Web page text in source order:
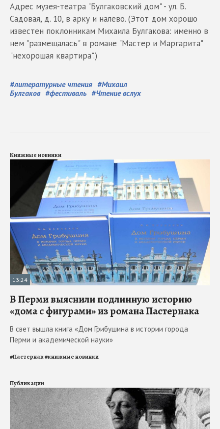
Адрес музея-театра "Булгаковский дом" - ул. Б.
Садовая, д. 10, в арку и налево. (Этот дом хорошо
известен поклонникам Михаила Булгакова: именно в
нем "размещалась" в романе "Мастер и Маргарита"
"нехорошая квартира".)
#литературные чтения #Михаил
Булгаков #фестиваль #Чтение вслух
Книжные новинки
13:24
В Перми выяснили подлинную историю
«дома с фигурами» из романа Пастернака
В свет вышла книга «Дом Грибушина в истории города
Перми и академической науки»
#Пастернак#книжные новинки
Публикации